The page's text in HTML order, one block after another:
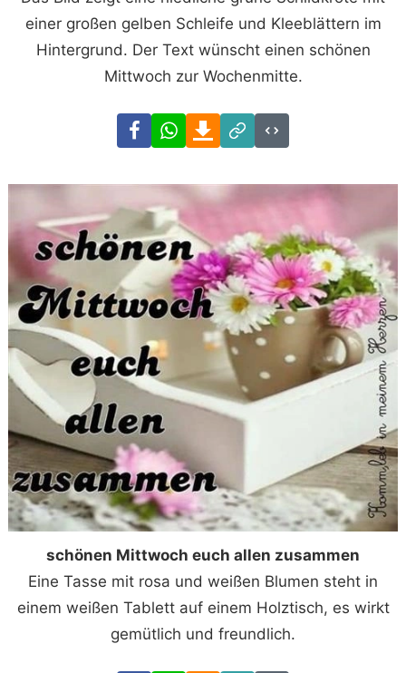
einer großen gelben Schleife und Kleeblättern im
Hintergrund. Der Text wünscht einen schönen
Mittwoch zur Wochenmitte.
FacebookWhatsAppDownload
Link
Code
schönen Mittwoch euch allen zusammen
Eine Tasse mit rosa und weißen Blumen steht in
einem weißen Tablett auf einem Holztisch, es wirkt
gemütlich und freundlich.